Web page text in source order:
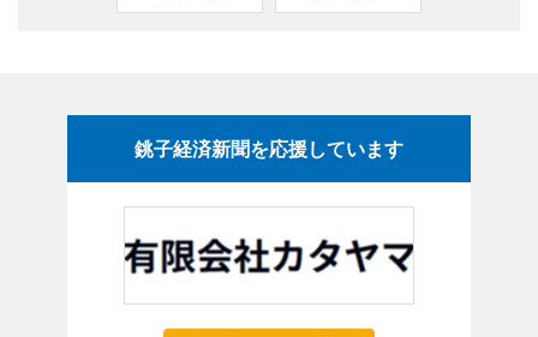
銚子経済新聞を応援しています